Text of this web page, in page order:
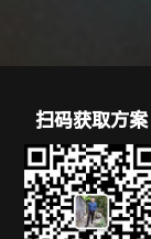
扫码获取方案